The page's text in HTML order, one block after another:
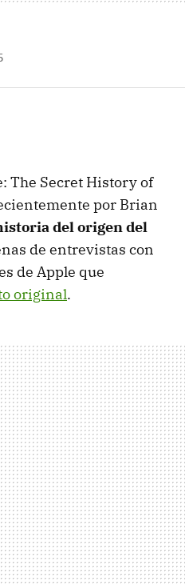
The Secret History of
por Brian
del origen del
de entrevistas con
de Apple que
original.